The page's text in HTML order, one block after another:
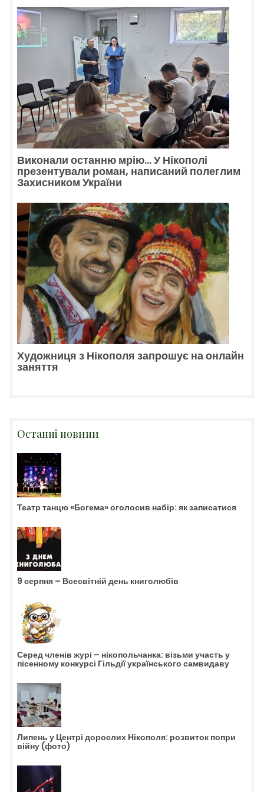
Виконали останню мрію… У Нікополі
презентували роман, написаний полеглим
Захисником України
Художниця з Нікополя запрошує на онлайн
заняття
Останні новини
Театр танцю «Богема» оголосив набір: як записатися
9 серпня – Всесвітній день книголюбів
Серед членів журі – нікопольчанка: візьми участь у
пісенному конкурсі Гільдії українського самвидаву
Липень у Центрі дорослих Нікополя: розвиток попри
війну (фото)